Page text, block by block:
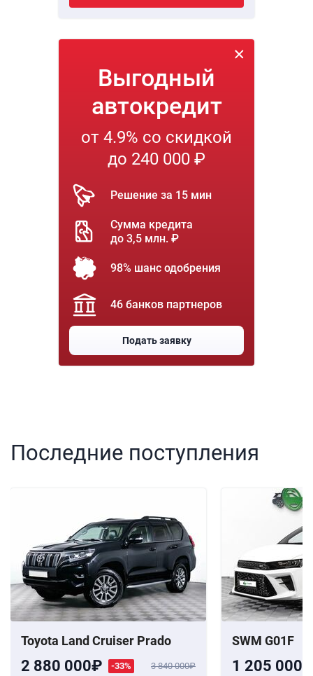
Выгодный
автокредит
от 4.9% со скидкой
до 240 000 ₽
Решение за 15 мин
Сумма кредита
до 3,5 млн. ₽
98% шанс одобрения
46 банков партнеров
Подать заявку
Последние поступления
Toyota Land Cruiser Prado
2 880 000 -33% 3 840 000
SWM G01F
1 205 000